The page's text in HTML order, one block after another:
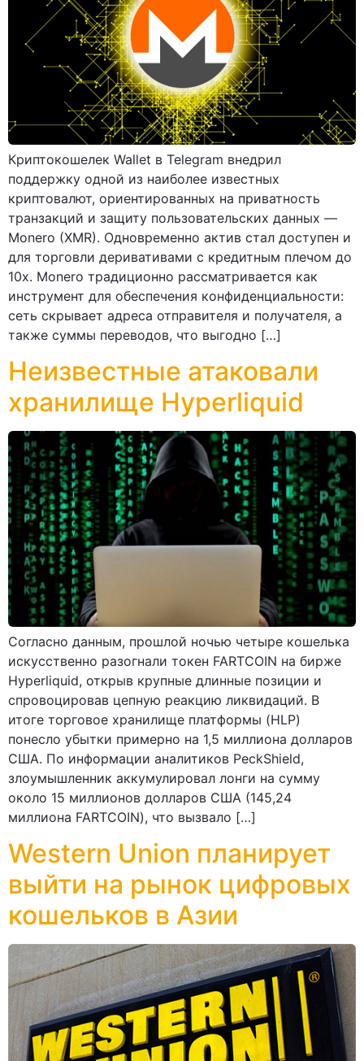
Криптокошелек Wallet в Telegram внедрил
поддержку одной из наиболее известных
криптовалют, ориентированных на приватность
транзакций и защиту пользовательских данных —
Monero (XMR). Одновременно актив стал доступен и
для торговли деривативами с кредитным плечом до
10x. Monero традиционно рассматривается как
инструмент для обеспечения конфиденциальности:
сеть скрывает адреса отправителя и получателя, а
также суммы переводов, что выгодно […]
Неизвестные атаковали
хранилище Hyperliquid
Согласно данным, прошлой ночью четыре кошелька
искусственно разогнали токен FARTCOIN на бирже
Hyperliquid, открыв крупные длинные позиции и
спровоцировав цепную реакцию ликвидаций. В
итоге торговое хранилище платформы (HLP)
понесло убытки примерно на 1,5 миллиона долларов
США. По информации аналитиков PeckShield,
злоумышленник аккумулировал лонги на сумму
около 15 миллионов долларов США (145,24
миллиона FARTCOIN), что вызвало […]
Western Union планирует
выйти на рынок цифровых
кошельков в Азии